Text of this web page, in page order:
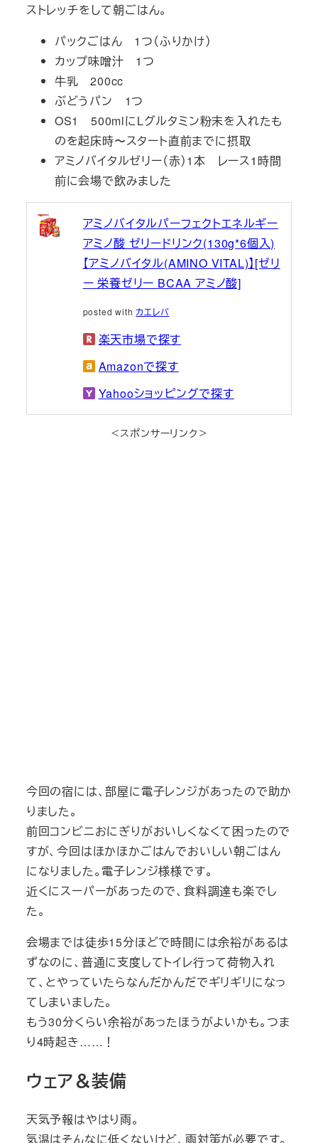
ストレッチをして朝ごはん。
パックごはん 1つ（ふりかけ）
カップ味噌汁 1つ
牛乳 200cc
ぶどうパン 1つ
OS1 500mlにLグルタミン粉末を入れたも
のを起床時〜スタート直前までに摂取
アミノバイタルゼリー（赤）1本 レース1時間
前に会場で飲みました
アミノバイタルパーフェクトエネルギー
アミノ酸 ゼリードリンク(130g*6個入)
【アミノバイタル(AMINO VITAL)】[ゼリ
ー 栄養ゼリー BCAA アミノ酸]
posted with カエレバ
楽天市場で探す
Amazonで探す
Yahooショッピングで探す
＜スポンサーリンク＞
今回の宿には、部屋に電子レンジがあったので助か
りました。
前回コンビニおにぎりがおいしくなくて困ったので
すが、今回はほかほかごはんでおいしい朝ごはん
になりました。電子レンジ様様です。
近くにスーパーがあったので、食料調達も楽でし
た。
会場までは徒歩15分ほどで時間には余裕があるは
ずなのに、普通に支度してトイレ行って荷物入れ
て、とやっていたらなんだかんだでギリギリになっ
てしまいました。
もう30分くらい余裕があったほうがよいかも。つま
り4時起き……！
ウェア＆装備
天気予報はやはり雨。
気温はそんなに低くないけど、雨対策が必要です。